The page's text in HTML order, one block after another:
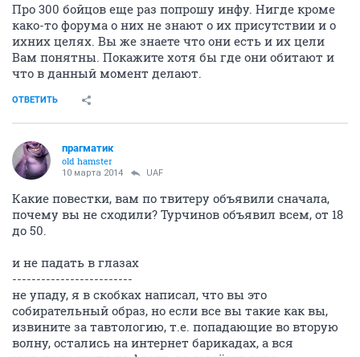
Про 300 бойцов еще раз попрошу инфу. Нигде кроме
како-то форума о них не знают о их присутствии и о
ихних целях. Вы же знаете что они есть и их цели
Вам понятны. Покажите хотя бы где они обитают и
что в данный момент делают.
ОТВЕТИТЬ
прагматик
old hamster
10 марта 2014 UAF
Какие повестки, вам по твитеру объявили сначала,
почему вы не сходили? Турчинов объявил всем, от 18
до 50.
и не падать в глазах
-------------------------
не упаду, я в скобках написал, что вы это
собирательный образ, но если все вы такие как вы,
извините за тавтологию, т.е. попадающие во вторую
волну, остались на интернет барикадах, а вся